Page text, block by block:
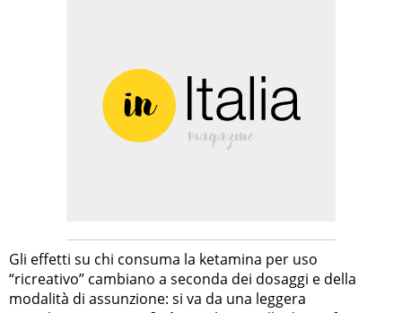
Gli effetti su chi consuma la ketamina per uso
“ricreativo” cambiano a seconda dei dosaggi e della
modalità di assunzione: si va da una leggera